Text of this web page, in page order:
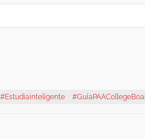
#estudiainteligente